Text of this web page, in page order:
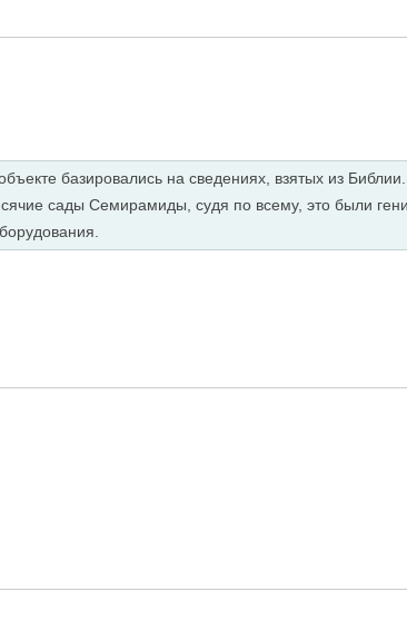
базировались на сведениях, взятых из
сады Семирамиды, судя по всему, это были